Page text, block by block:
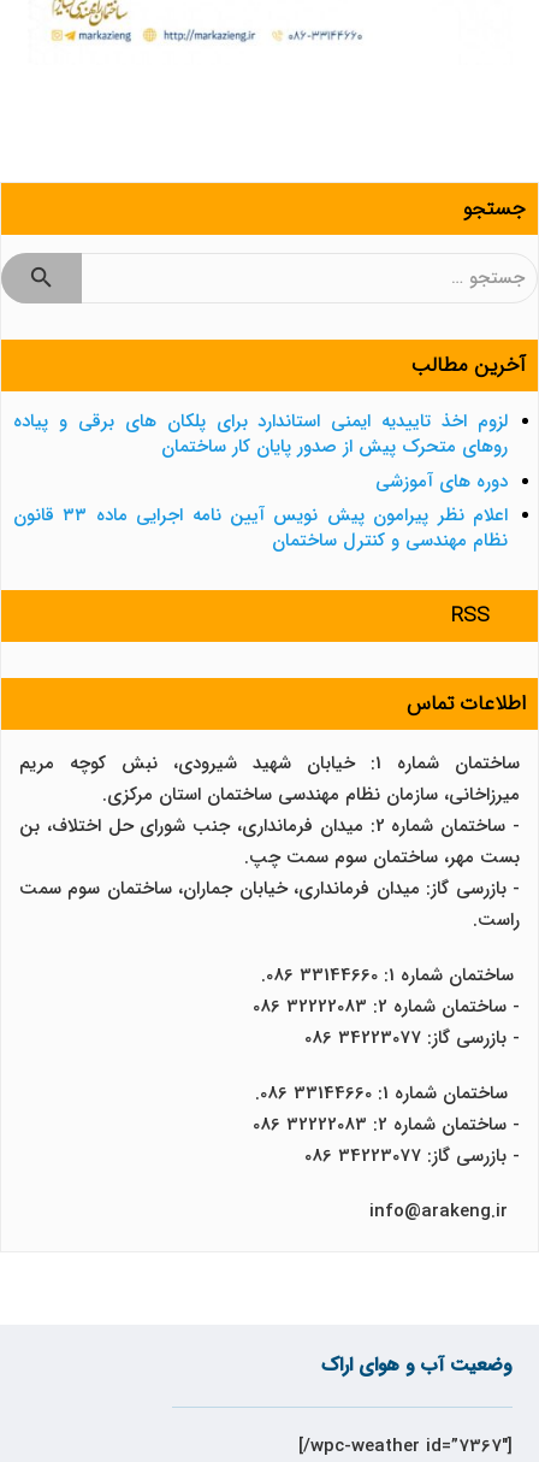
جستجو
جستجو
آخرین مطالب
لزوم اخذ تاییدیه ایمنی استاندارد برای پلکان های برقی و پیاده
روهای متحرک پیش از صدور پایان کار ساختمان
دوره های آموزشی
اعلام نظر پیرامون پیش نویس آیین نامه اجرایی ماده ۳۳ قانون
نظام مهندسی و کنترل ساختمان
RSS
اطلاعات تماس
ساختمان شماره 1: خیابان شهید شیرودی، نبش کوچه مریم
میرزاخانی، سازمان نظام مهندسی ساختمان استان مرکزی.
- ساختمان شماره 2: میدان فرمانداری، جنب شورای حل اختلاف، بن
بست مهر، ساختمان سوم سمت چپ.
- بازرسی گاز: میدان فرمانداری، خیابان جماران، ساختمان سوم سمت
راست.
ساختمان شماره 1: 33144660 086.
- ساختمان شماره 2: 32222083 086
- بازرسی گاز: 34223077 086
ساختمان شماره 1: 33144660 086.
- ساختمان شماره 2: 32222083 086
- بازرسی گاز: 34223077 086
وضعیت آب و هوای اراک
[wpc-weather id=”7367″/]